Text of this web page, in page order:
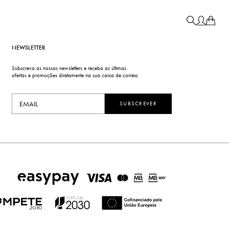
NEWSLETTER
Subscreva as nossas newsletters e receba as últimas
ofertas e promoções diretamente na sua caixa de correio
SUBSCREVER